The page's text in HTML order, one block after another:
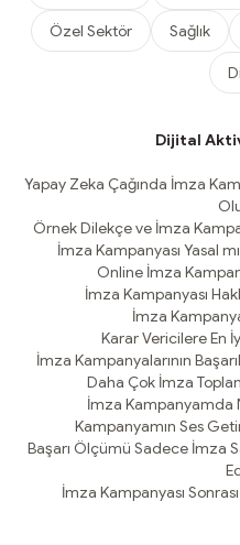
Özel Sektör Sağlık
Dijital
Yapay Zeka Çağında İmza
Örnek Dilekçe ve İmza
İmza Kampanyası Yasal
Online İmza
İmza Kampanyası
İmza
Karar Vericilere En
İmza Kampanyalarının
Daha Çok İmza
İmza Kampanyamda
Kampanyamın Ses
Başarı Ölçümü Sadece İmza
İmza Kampanyası